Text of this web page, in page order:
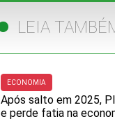
LEIA
ECONOMIA
Após salto em 2025,
e perde fatia na